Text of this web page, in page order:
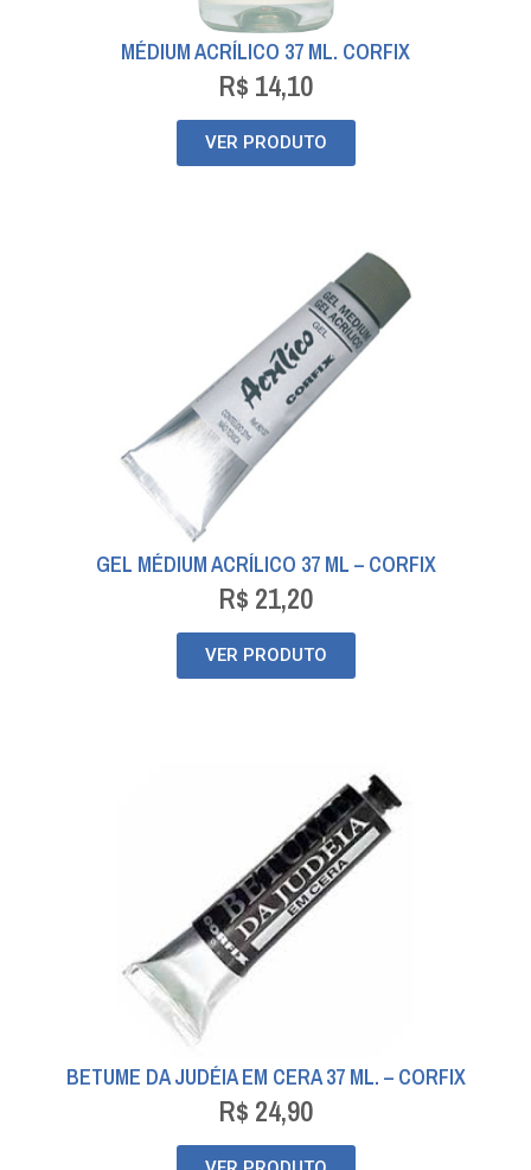
MÉDIUM ACRÍLICO 37 ML. CORFIX
R$ 14,10
VER PRODUTO
GEL MÉDIUM ACRÍLICO 37 ML – CORFIX
R$ 21,20
VER PRODUTO
BETUME DA JUDÉIA EM CERA 37 ML. – CORFIX
R$ 24,90